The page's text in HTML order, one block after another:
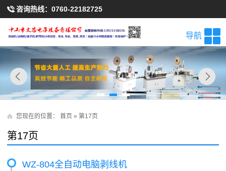
咨询热线： 0760-22182725
导航
您现在的位置： 首页 » 第17页
第17页
WZ-804全自动电脑剥线机